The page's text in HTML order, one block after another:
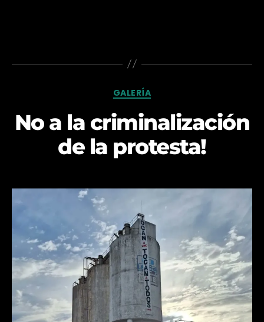
Categorías
GALERÍA
No a la criminalización
de la protesta!